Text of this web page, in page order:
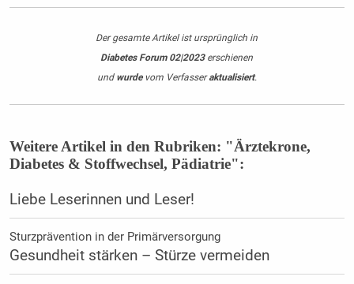
Der gesamte Artikel ist ursprünglich in
Diabetes Forum 02|2023erschienen
und wurdevom Verfasseraktualisiert.
Weitere Artikel in den Rubriken: "Ärztekrone,
Diabetes & Stoffwechsel, Pädiatrie":
Liebe Leserinnen und Leser!
Sturzprävention in der Primärversorgung
Gesundheit stärken – Stürze vermeiden